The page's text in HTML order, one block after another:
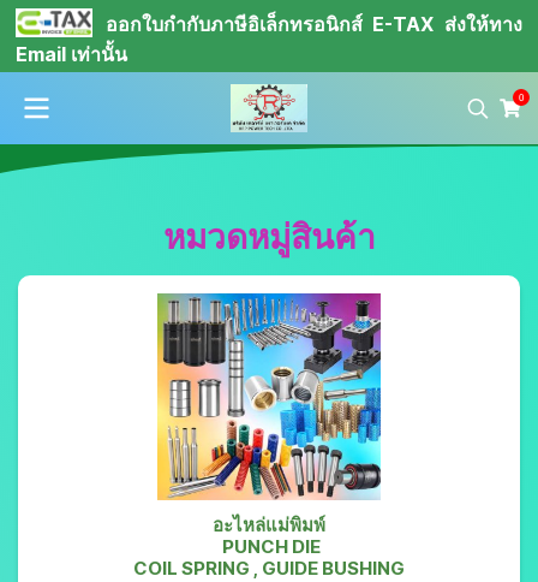
ออกใบกำกับภาษีอิเล็กทรอนิกส์ E-TAX ส่งให้ทาง
Email เท่านั้น
0
หมวดหมู่สินค้า
อะไหล่แม่พิมพ์
PUNCH DIE
COIL SPRING , GUIDE BUSHING